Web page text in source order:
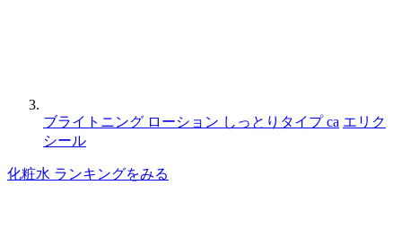
ブライトニング ローション しっとりタイプ ca エリク
シール
化粧水 ランキングをみる